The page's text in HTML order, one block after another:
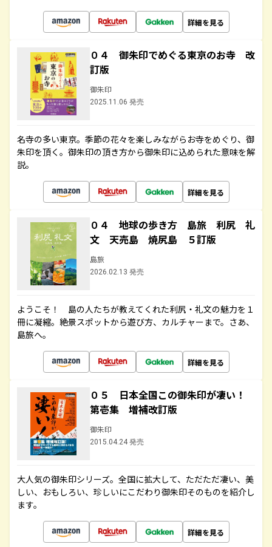
詳細を見る
０４ 御朱印でめぐる東京のお寺 改
訂版
御朱印
2025.11.06 発売
名寺の多い東京。季節の花々を楽しみながらお寺をめぐり、御
朱印を頂く。御朱印の頂き方から御朱印に込められた意味を解
説。
詳細を見る
０４ 地球の歩き方 島旅 利尻 礼
文 天売島 焼尻島 ５訂版
島旅
2026.02.13 発売
ようこそ！ 島の人たちが教えてくれた利尻・礼文の魅力を１
冊に凝縮。絶景スポットから遊び方、カルチャーまで。さあ、
島旅へ。
詳細を見る
０５ 日本全国この御朱印が凄い！
第壱集 増補改訂版
御朱印
2015.04.24 発売
大人気の御朱印シリーズ。全国に拡大して、ただただ凄い、美
しい、おもしろい、珍しいにこだわり御朱印そのものを紹介し
ます。
詳細を見る